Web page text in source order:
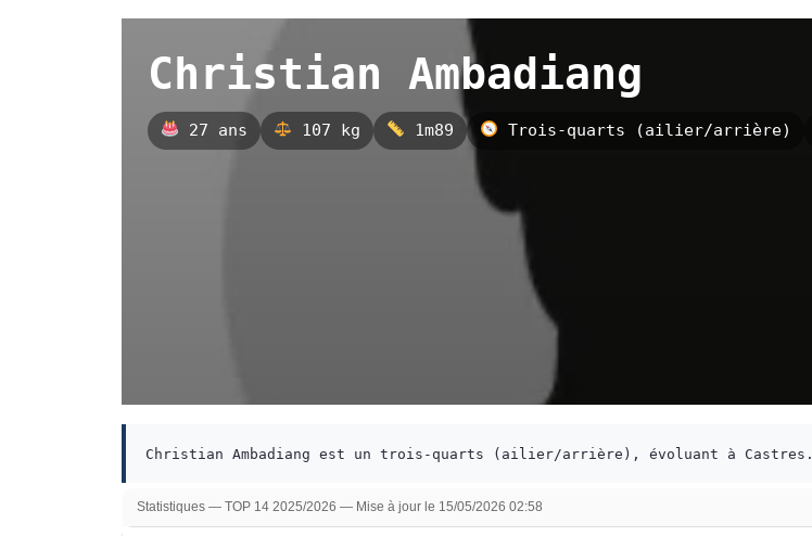
Christian Ambadiang
27 ans 107 kg 1m89 Trois-quarts (ailier/arrière)
Christian Ambadiang est un trois-quarts (ailier/arrière), évoluant à Castres.
Statistiques — TOP 14 2025/2026 — Mise à jour le 15/05/2026 02:58